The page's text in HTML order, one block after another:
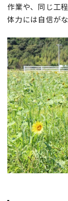
作業や、同じ工
体力には自信が